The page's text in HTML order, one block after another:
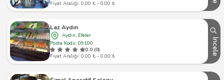
Fiyat Aralığı: 0,00 ₺ - 0,00 ₺
Laz Aydın
Aydın, Efeler
Posta Kodu: 09100
0.0 (0)
Fiyat Aralığı: 0,00 ₺ - 0,00 ₺
İncele